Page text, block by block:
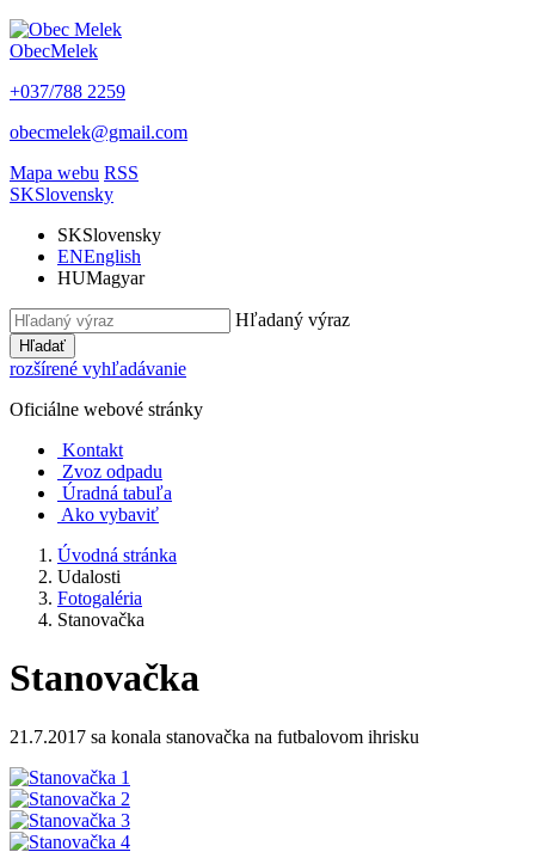
ObecMelek
+037/788 2259
obecmelek@gmail.com
Mapa webu RSS
SKSlovensky
SKSlovensky
ENEnglish
HUMagyar
Hľadaný výraz
Hľadať
rozšírené vyhľadávanie
Oficiálne webové stránky
Kontakt
Zvoz odpadu
Úradná tabuľa
Ako vybaviť
Úvodná stránka
Udalosti
Fotogaléria
Stanovačka
Stanovačka
21.7.2017 sa konala stanovačka na futbalovom ihrisku